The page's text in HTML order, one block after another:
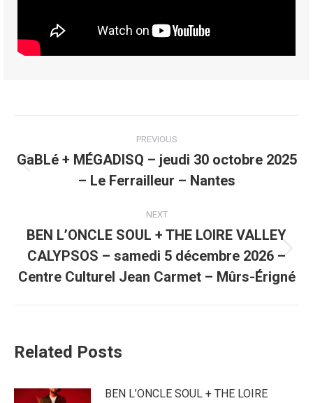
navigation
PREVIOUS
Previous
post:
GaBLé + MÉGADISQ – jeudi 30 octobre 2025
– Le Ferrailleur – Nantes
NEXT
Next
post:
BEN L’ONCLE SOUL + THE LOIRE VALLEY
CALYPSOS – samedi 5 décembre 2026 –
Centre Culturel Jean Carmet – Mûrs-Érigné
Related Posts
BEN L’ONCLE SOUL + THE LOIRE